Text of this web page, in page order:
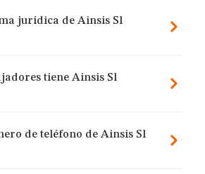
jurídica de Ainsis Sl
tiene Ainsis Sl
de teléfono de Ainsis Sl